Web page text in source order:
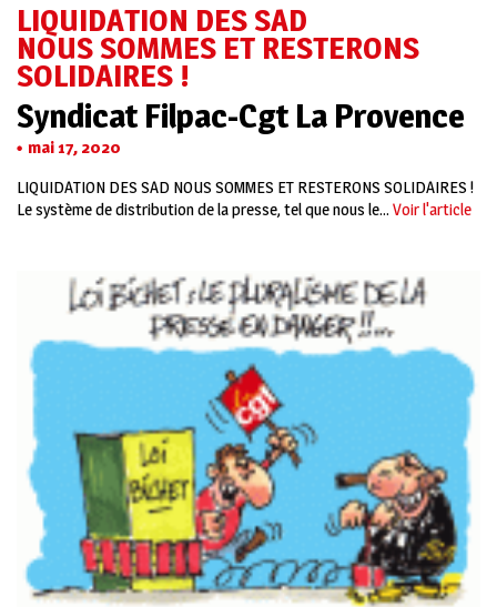
LIQUIDATION DES SAD
NOUS SOMMES ET RESTERONS
SOLIDAIRES !
Syndicat Filpac-Cgt La Provence
mai 17, 2020
LIQUIDATION DES SAD NOUS SOMMES ET RESTERONS SOLIDAIRES !
Le système de distribution de la presse, tel que nous le... Voir l'article